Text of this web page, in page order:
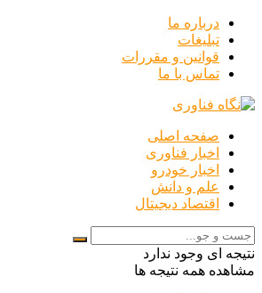
درباره ما
تبلیغات
قوانین و مقررات
تماس با ما
صفحه اصلی
اخبار فناوری
اخبار خودرو
علم و دانش
اقتصاد دیجیتال
نتیجه ای وجود ندارد
مشاهده همه نتیجه ها